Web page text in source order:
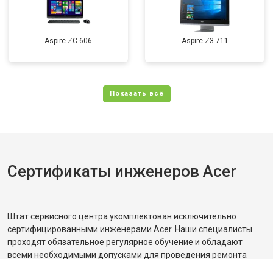
Aspire ZC-606 Aspire Z3-711
Сертификаты инженеров Acer
Штат сервисного центра укомплектован исключительно
сертифицированными инженерами Acer. Наши специалисты
проходят обязательное регулярное обучение и обладают
всеми необходимыми допусками для проведения ремонта